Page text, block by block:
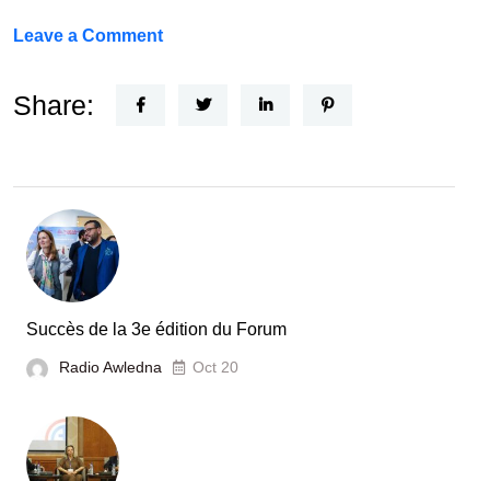
Leave a Commenton
Nouvel
le
Tunisie
Share:
Succès de la 3e édition du Forum
Radio Awledna Oct 20